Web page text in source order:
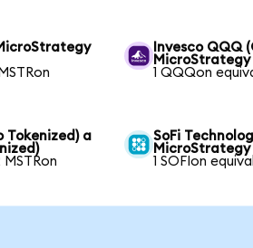
Invesco QQQ
MicroStrategy
1 QQQon
Tokenized) a
SoFi
MicroStrategy
1 SOFIon